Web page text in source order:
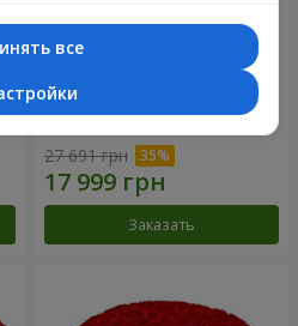
301 красная роза
27 691 грн
Заказать
все